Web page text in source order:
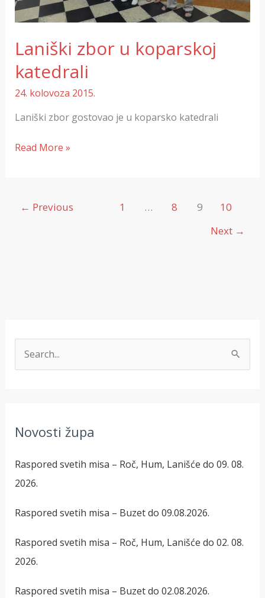
Laniški zbor u koparskoj
katedrali
24. kolovoza 2015.
Laniški zbor gostovao je u koparsko katedrali
Read More »
← Previous 1 … 8 9
10
Next →
iNovosti župa
Raspored svetih misa – Roč, Hum, Lanišće do 09. 08.
2026.
Raspored svetih misa – Buzet do 09.08.2026.
Raspored svetih misa – Roč, Hum, Lanišće do 02. 08.
2026.
Raspored svetih misa – Buzet do 02.08.2026.